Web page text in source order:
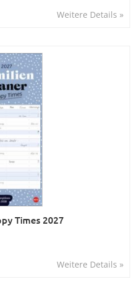
Weitere Details »
Times 2027
Weitere Details »